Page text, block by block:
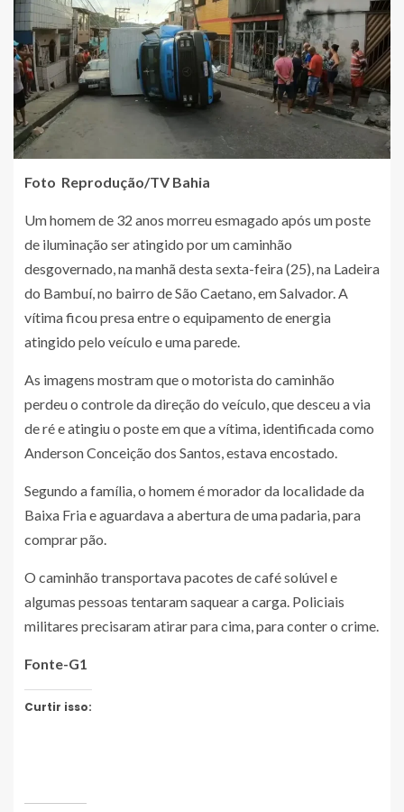
Foto Reprodução/TV Bahia
Um homem de 32 anos morreu esmagado após um poste
de iluminação ser atingido por um caminhão
desgovernado, na manhã desta sexta-feira (25), na Ladeira
do Bambuí, no bairro de São Caetano, em Salvador. A
vítima ficou presa entre o equipamento de energia
atingido pelo veículo e uma parede.
As imagens mostram que o motorista do caminhão
perdeu o controle da direção do veículo, que desceu a via
de ré e atingiu o poste em que a vítima, identificada como
Anderson Conceição dos Santos, estava encostado.
Segundo a família, o homem é morador da localidade da
Baixa Fria eaguardava a abertura de uma padaria, para
comprar pão.
O caminhão transportava pacotes de café solúvel e
algumas pessoas tentaram saquear a carga. Policiais
militares precisaram atirar para cima, para conter o crime.
Fonte-G1
Curtir isso: